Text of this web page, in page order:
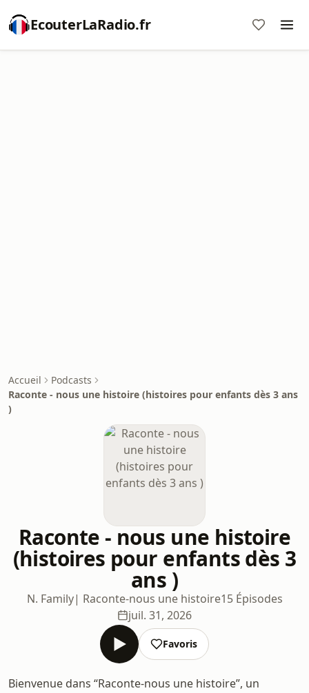
EcouterLaRadio.fr
Accueil
Podcasts
Raconte - nous une histoire (histoires pour enfants dès 3 ans
)
Raconte - nous une histoire
(histoires pour enfants dès 3
ans )
N. Family| Raconte-nous une histoire15 Épisodes
juil. 31, 2026
Favoris
Bienvenue dans “Raconte-nous une histoire”, un